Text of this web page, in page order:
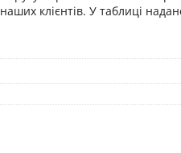
клієнтів. У таблиці